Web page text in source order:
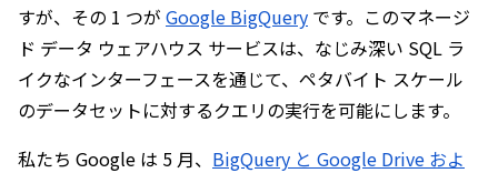
すが、その 1 つが Google BigQuery です。このマネージ
ド データ ウェアハウス サービスは、なじみ深い SQL ラ
イクなインターフェースを通じて、ペタバイト スケール
のデータセットに対するクエリの実行を可能にします。
私たち Google は 5 月、 BigQuery と Google Drive およ